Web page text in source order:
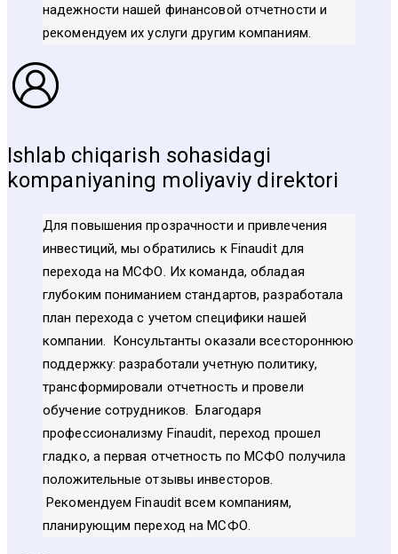
надежности нашей финансовой отчетности и
рекомендуем их услуги другим компаниям.
Ishlab chiqarish sohasidagi
kompaniyaning moliyaviy direktori
Для повышения прозрачности и привлечения
инвестиций, мы обратились к Finaudit для
перехода на МСФО. Их команда, обладая
глубоким пониманием стандартов, разработала
план перехода с учетом специфики нашей
компании. Консультанты оказали всестороннюю
поддержку: разработали учетную политику,
трансформировали отчетность и провели
обучение сотрудников. Благодаря
профессионализму Finaudit, переход прошел
гладко, а первая отчетность по МСФО получила
положительные отзывы инвесторов.
Рекомендуем Finaudit всем компаниям,
планирующим переход на МСФО.